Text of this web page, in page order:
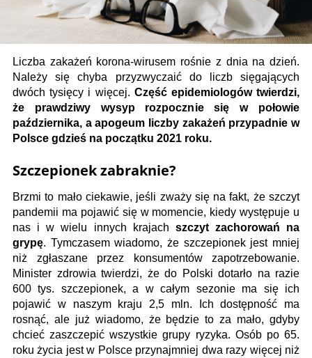
Liczba zakażeń korona-wirusem rośnie z dnia na dzień.
Należy się chyba przyzwyczaić do liczb sięgających
dwóch tysięcy i więcej. Część epidemiologów twierdzi,
że prawdziwy wysyp rozpocznie się w połowie
października, a apogeum liczby zakażeń przypadnie w
Polsce gdzieś na początku 2021 roku.
Szczepionek zabraknie?
Brzmi to mało ciekawie, jeśli zważy się na fakt, że szczyt
pandemii ma pojawić się w momencie, kiedy występuje u
nas i w wielu innych krajach szczyt zachorowań na
grypę. Tymczasem wiadomo, że szczepionek jest mniej
niż zgłaszane przez konsumentów zapotrzebowanie.
Minister zdrowia twierdzi, że do Polski dotarło na razie
600 tys. szczepionek, a w całym sezonie ma się ich
pojawić w naszym kraju 2,5 mln. Ich dostępność ma
rosnąć, ale już wiadomo, że będzie to za mało, gdyby
chcieć zaszczepić wszystkie grupy ryzyka. Osób po 65.
roku życia jest w Polsce przynajmniej dwa razy więcej niż